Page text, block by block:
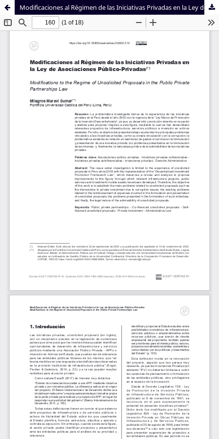
Sistema de
Bibliotecas
Facultad de
Derecho
Modificaciones al Régimen de las Iniciativas Privadas en la Ley de Asociaciones Público-Privadas